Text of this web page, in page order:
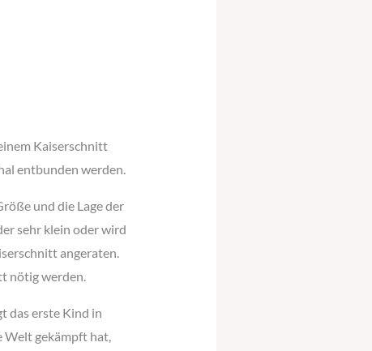
Kaiserschnitt
entbunden werden.
und die Lage der
sehr klein oder wird
angeraten.
nötig werden.
das erste Kind in
Welt gekämpft hat,